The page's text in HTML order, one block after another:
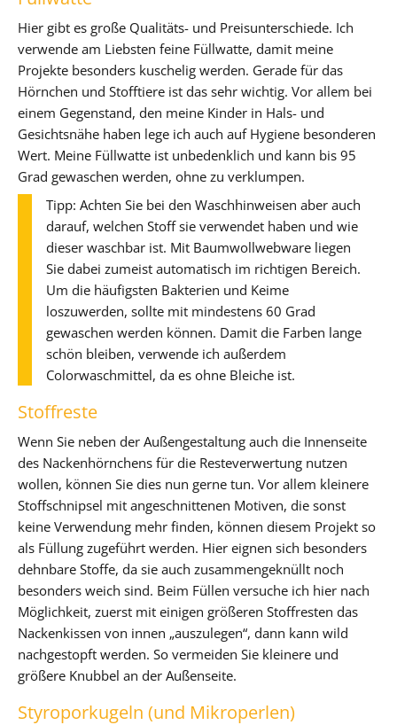
Hier gibt es große Qualitäts- und Preisunterschiede. Ich
verwende am Liebsten feine Füllwatte, damit meine
Projekte besonders kuschelig werden. Gerade für das
Hörnchen und Stofftiere ist das sehr wichtig. Vor allem bei
einem Gegenstand, den meine Kinder in Hals- und
Gesichtsnähe haben lege ich auch auf Hygiene besonderen
Wert. Meine Füllwatte ist unbedenklich und kann bis 95
Grad gewaschen werden, ohne zu verklumpen.
Tipp: Achten Sie bei den Waschhinweisen aber auch
darauf, welchen Stoff sie verwendet haben und wie
dieser waschbar ist. Mit Baumwollwebware liegen
Sie dabei zumeist automatisch im richtigen Bereich.
Um die häufigsten Bakterien und Keime
loszuwerden, sollte mit mindestens 60 Grad
gewaschen werden können. Damit die Farben lange
schön bleiben, verwende ich außerdem
Colorwaschmittel, da es ohne Bleiche ist.
Stoffreste
Wenn Sie neben der Außengestaltung auch die Innenseite
des Nackenhörnchens für die Resteverwertung nutzen
wollen, können Sie dies nun gerne tun. Vor allem kleinere
Stoffschnipsel mit angeschnittenen Motiven, die sonst
keine Verwendung mehr finden, können diesem Projekt so
als Füllung zugeführt werden. Hier eignen sich besonders
dehnbare Stoffe, da sie auch zusammengeknüllt noch
besonders weich sind. Beim Füllen versuche ich hier nach
Möglichkeit, zuerst mit einigen größeren Stoffresten das
Nackenkissen von innen „auszulegen“, dann kann wild
nachgestopft werden. So vermeiden Sie kleinere und
größere Knubbel an der Außenseite.
Styroporkugeln (und Mikroperlen)